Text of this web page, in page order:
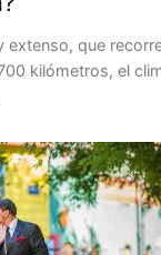
extenso, que
kilómetros, el